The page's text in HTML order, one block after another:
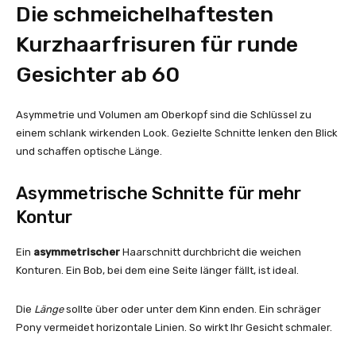
Die schmeichelhaftesten
Kurzhaarfrisuren für runde
Gesichter ab 60
Asymmetrie und Volumen am Oberkopf sind die Schlüssel zu
einem schlank wirkenden Look. Gezielte Schnitte lenken den Blick
und schaffen optische Länge.
Asymmetrische Schnitte für mehr
Kontur
Ein asymmetrischer Haarschnitt durchbricht die weichen
Konturen. Ein Bob, bei dem eine Seite länger fällt, ist ideal.
Die Längesollte über oder unter dem Kinn enden. Ein schräger
Pony vermeidet horizontale Linien. So wirkt Ihr Gesicht schmaler.